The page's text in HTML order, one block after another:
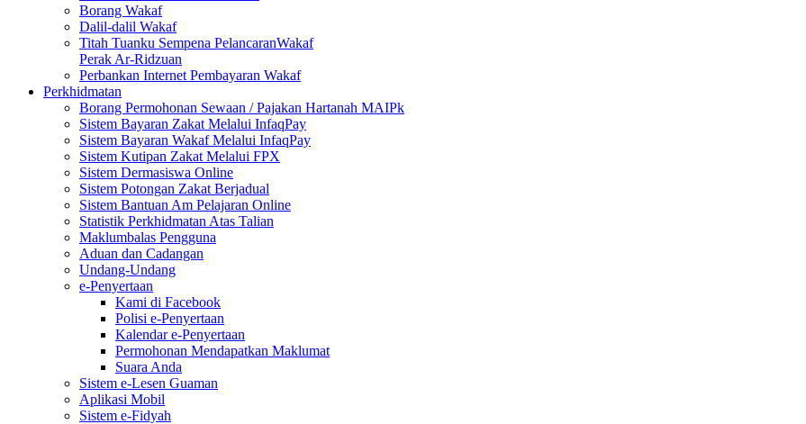
Borang Wakaf
Dalil-dalil Wakaf
Titah Tuanku Sempena PelancaranWakaf
Perak Ar-Ridzuan
Perbankan Internet Pembayaran Wakaf
Perkhidmatan
Borang Permohonan Sewaan / Pajakan Hartanah MAIPk
Sistem Bayaran Zakat Melalui InfaqPay
Sistem Bayaran Wakaf Melalui InfaqPay
Sistem Kutipan Zakat Melalui FPX
Sistem Dermasiswa Online
Sistem Potongan Zakat Berjadual
Sistem Bantuan Am Pelajaran Online
Statistik Perkhidmatan Atas Talian
Maklumbalas Pengguna
Aduan dan Cadangan
Undang-Undang
e-Penyertaan
Kami di Facebook
Polisi e-Penyertaan
Kalendar e-Penyertaan
Permohonan Mendapatkan Maklumat
Suara Anda
Sistem e-Lesen Guaman
Aplikasi Mobil
Sistem e-Fidyah